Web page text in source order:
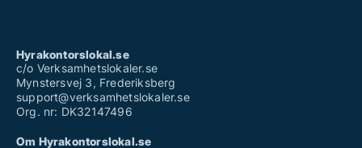
Kontorslokaler att hyra i Hjo
Kontorslokaler att hyra i Härryda
Kontorslokaler att hyra i Johanneberg
Kontorslokaler att hyra i Karlsborg
Kontorslokaler att hyra i Kungälv
Kontorslokaler att hyra i Lerum
Kontorslokaler att hyra i Lidköping
Hyrakontorslokal.se
c/o Verksamhetslokaler.se
Mynstersvej 3, Frederiksberg
support@verksamhetslokaler.se
Org. nr: DK32147496
Om Hyrakontorslokal.se